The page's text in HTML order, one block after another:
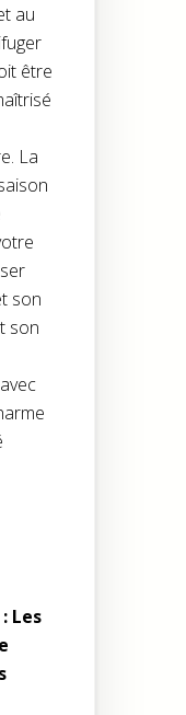
au
être
La
son
son
Les